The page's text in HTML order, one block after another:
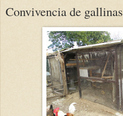
Convivencia de gallinas